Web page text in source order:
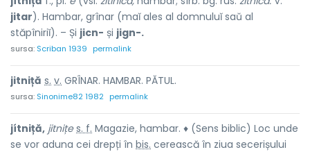
jitar). Hambar, grînar (maĭ ales al domnuluĭ saŭ al
stăpîniriĭ). – Și jicn- și jign-.
sursa: Scriban 1939 permalink
jitniță s. v. GRÎNAR. HAMBAR. PĂTUL.
sursa: Sinonime82 1982 permalink
jítniță, jitnițe s. f. Magazie, hambar. ♦ (Sens biblic) Loc unde
se vor aduna cei drepți în bis. cerească în ziua secerișului